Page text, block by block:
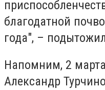
благодатной
года", –
Напомним, 2
Александр